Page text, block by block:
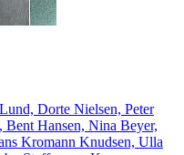
Dorte Nielsen, Peter
Hansen, Nina Beyer,
Kromann Knudsen, Ulla